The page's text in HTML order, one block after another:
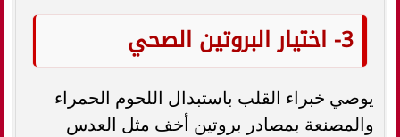
3- اختيار البروتين الصحي
يوصي خبراء القلب باستبدال اللحوم الحمراء
والمصنعة بمصادر بروتين أخف مثل العدس